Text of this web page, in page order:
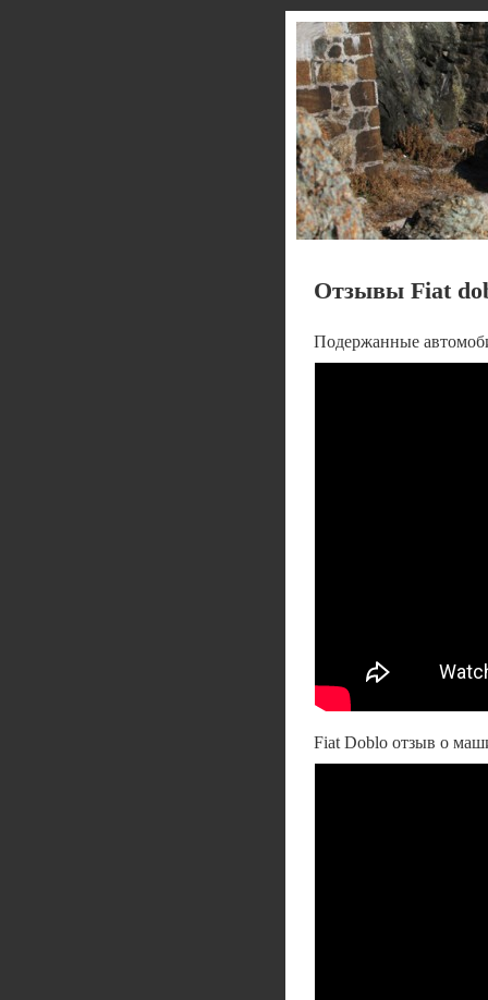
Отзывы Fiat
Подержанные
Fiat Doblo отзыв о